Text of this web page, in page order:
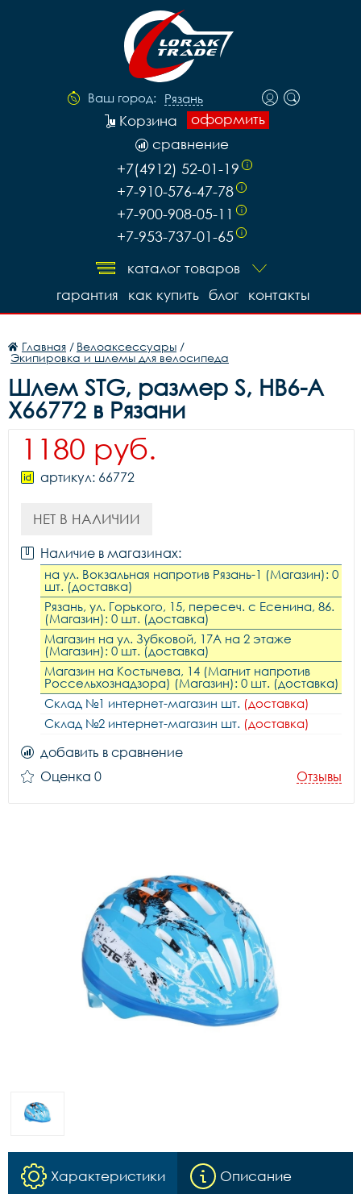
Ваш город: Рязань
оформить
Корзина
сравнение
+7(4912) 52-01-19 i
+7-910-576-47-78 i
+7-900-908-05-11 i
+7-953-737-01-65 i
каталог товаров
контакты
блог
как купить
гарантия
Главная / Велоаксессуары /
Экипировка и шлемы для велосипеда
Шлем STG, размер S, HB6-A
X66772 в Рязани
1180 руб.
артикул: 66772
НЕТ В НАЛИЧИИ
Наличие в магазинах:
на ул. Вокзальная напротив Рязань-1 (Магазин): 0
шт. (доставка)
Рязань, ул. Горького, 15, пересеч. с Есенина, 86.
(Магазин): 0 шт. (доставка)
Магазин на ул. Зубковой, 17А на 2 этаже
(Магазин): 0 шт. (доставка)
Магазин на Костычева, 14 (Магнит напротив
Россельхознадзора) (Магазин): 0 шт. (доставка)
Склад №1 интернет-магазин шт. (доставка)
Склад №2 интернет-магазин шт. (доставка)
добавить в сравнение
Оценка 0
Отзывы
Характеристики Описание